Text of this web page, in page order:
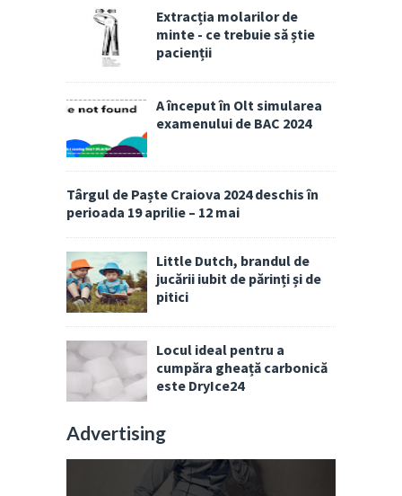
Extracția molarilor de
minte - ce trebuie să știe
pacienții
A început în Olt simularea
examenului de BAC 2024
Târgul de Paște Craiova 2024 deschis în
perioada 19 aprilie – 12 mai
Little Dutch, brandul de
jucării iubit de părinți și de
pitici
Locul ideal pentru a
cumpăra gheață carbonică
este DryIce24
Advertising